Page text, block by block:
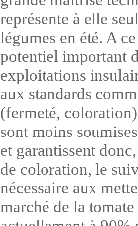
représente à elle
légumes en été. A
potentiel important
exploitations
aux standards
(fermeté,
sont moins
et garantissent
de coloration, le
nécessaire aux
marché de la